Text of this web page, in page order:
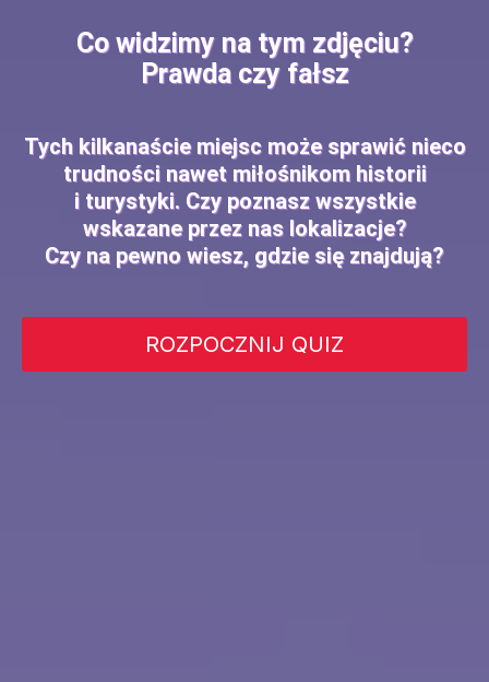
Co widzimy na tym zdjęciu?
Prawda czy fałsz
Tych kilkanaście miejsc może sprawić nieco
trudności nawet miłośnikom historii
i turystyki. Czy poznasz wszystkie
wskazane przez nas lokalizacje?
Czy na pewno wiesz, gdzie się znajdują?
ROZPOCZNIJ QUIZ